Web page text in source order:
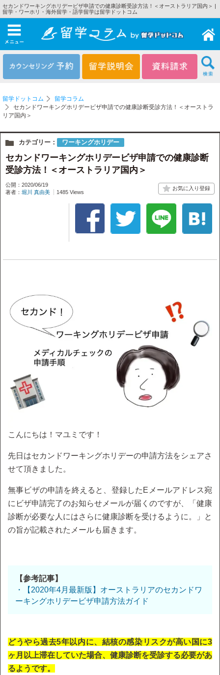
セカンドワーキングホリデービザ申請での健康診断受診方法！＜オーストラリア国内＞ |
留学・ワーホリ・海外留学・語学留学は留学ドットコム
メニュー
留学ドットコム
留学コラム
セカンドワーキングホリデービザ申請での健康診断受診方法！＜オーストラ
リア国内＞
カテゴリー： ワーキングホリデー
セカンドワーキングホリデービザ申請での健康診断
受診方法！＜オーストラリア国内＞
公開：2020/06/19
著者： 堀川 真由美 1485 Views
こんにちは！マユミです！
先日はセカンドワーキングホリデーの申請方法をシェアさ
せて頂きました。
無事ビザの申請を終えると、登録したEメールアドレス宛
にビザ申請完了のお知らせメールが届くのですが、「健康
診断が必要な人にはさらに健康診断を受けるように。」と
の旨が記載されたメールも届きます。
【参考記事】
・【2020年4月最新版】オーストラリアのセカンドワ
ーキングホリデービザ申請方法ガイド
どうやら過去5年以内に、結核の感染リスクが高い国に3
ヶ月以上滞在していた場合、健康診断を受診する必要があ
るようです。